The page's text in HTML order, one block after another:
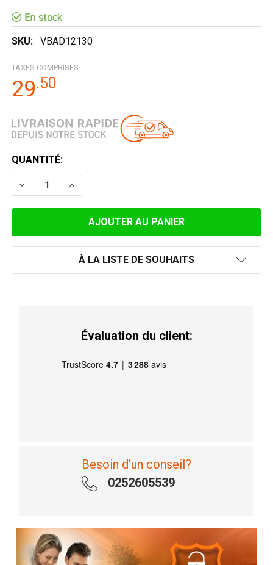
SKU: VBAD12130
TAXES COMPRISES
29.50
STOCK
ACTUEL:
QUANTITÉ:
DIMINUER LA QUANTITÉ DE ADAPTATEUR POUR
AUGMENTER LA QUANTITÉ DE
À LA LISTE DE SOUHAITS
Évaluation du client:
Besoin d'un conseil?
0252605539